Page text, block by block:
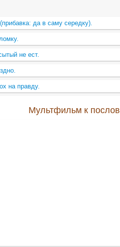
Навильник сена, донск.
да в саму середку).
не ест.
на правду.
Мультфильм к